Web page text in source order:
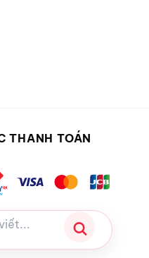
THANH TOÁN